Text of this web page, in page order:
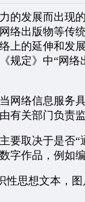
发展而出现
络出版物等传
上的延伸和发
规定》中“网
络信息服务
有关部门负责
取决于是否“
字作品，例如
思想文本，图